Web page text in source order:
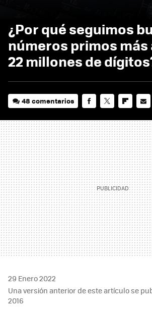
¿Por qué seguimos
números primos más
22 millones de
48 comentarios
MAIL
29 Enero 2022
Una versión anterior de este artículo se
2016